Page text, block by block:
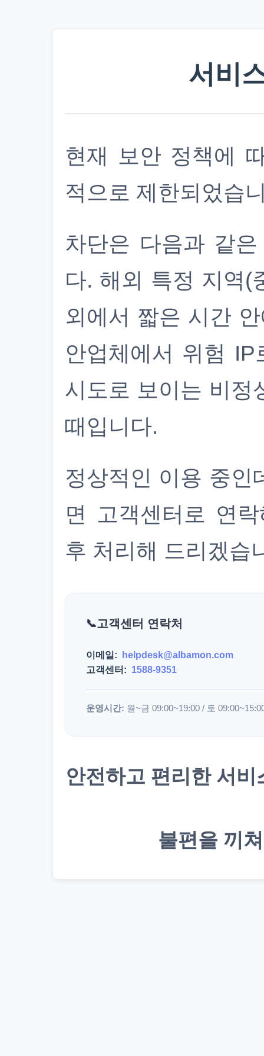
서비
현재 보안 정책에
적으로 제한되었습
차단은 다음과 같
다. 해외 특정 지역(
외에서 짧은 시간
안업체에서 위험
시도로 보이는 비정
때입니다.
정상적인 이용 중인
면 고객센터로 연
후 처리해 드리겠습
고객센터 연락처
이메일:
helpdesk@albamon.com
고객센터: 1588-9351
운영시간: 월~금 09:00~19:00 / 토
안전하고 편리한 서
불편을 끼